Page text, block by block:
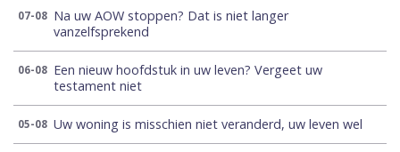
07-08 Na uw AOW stoppen? Dat is niet langer
vanzelfsprekend
06-08 Een nieuw hoofdstuk in uw leven? Vergeet uw
testament niet
05-08 Uw woning is misschien niet veranderd, uw leven wel